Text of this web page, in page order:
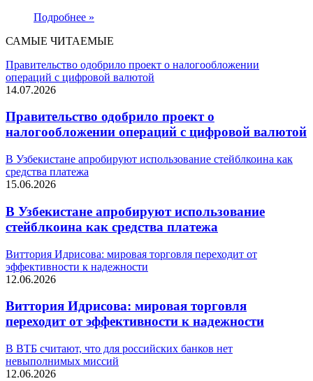
Подробнее »
САМЫЕ ЧИТАЕМЫЕ
Правительство одобрило проект о налогообложении
операций с цифровой валютой
14.07.2026
Правительство одобрило проект о
налогообложении операций с цифровой валютой
В Узбекистане апробируют использование стейблкоина как
средства платежа
15.06.2026
В Узбекистане апробируют использование
стейблкоина как средства платежа
Виттория Идрисова: мировая торговля переходит от
эффективности к надежности
12.06.2026
Виттория Идрисова: мировая торговля
переходит от эффективности к надежности
В ВТБ считают, что для российских банков нет
невыполнимых миссий
12.06.2026